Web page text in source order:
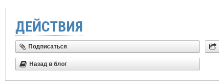
ДЕЙСТВИЯ
Подписаться
Назад в блог